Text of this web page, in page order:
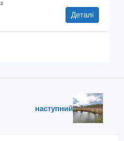
Деталі
наступний